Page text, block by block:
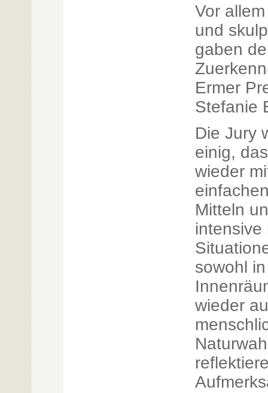
Vor
und
gaben
Ermer
Stefanie
Die Jury
einig,
wieder
Mitteln
intensive
sowohl
wieder